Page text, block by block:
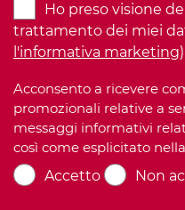
Ho preso visione
trattamento dei miei
l'informativa marketing)
Acconsento a ricevere
promozionali relative a
messaggi informativi
così come esplicitato
Accetto
Non